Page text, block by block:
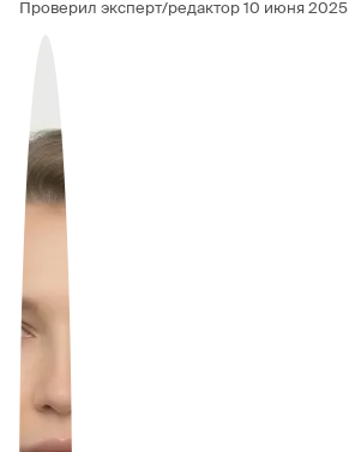
Проверил эксперт/редактор10 июня 2025